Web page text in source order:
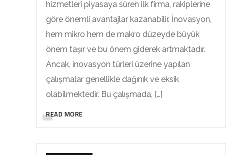
hizmetleri piyasaya süren ilk firma, rakiplerine
göre önemli avantajlar kazanabilir. İnovasyon,
hem mikro hem de makro düzeyde büyük
önem taşır ve bu önem giderek artmaktadır.
Ancak, inovasyon türleri üzerine yapılan
çalışmalar genellikle dağınık ve eksik
olabilmektedir. Bu çalışmada, […]
READ MORE